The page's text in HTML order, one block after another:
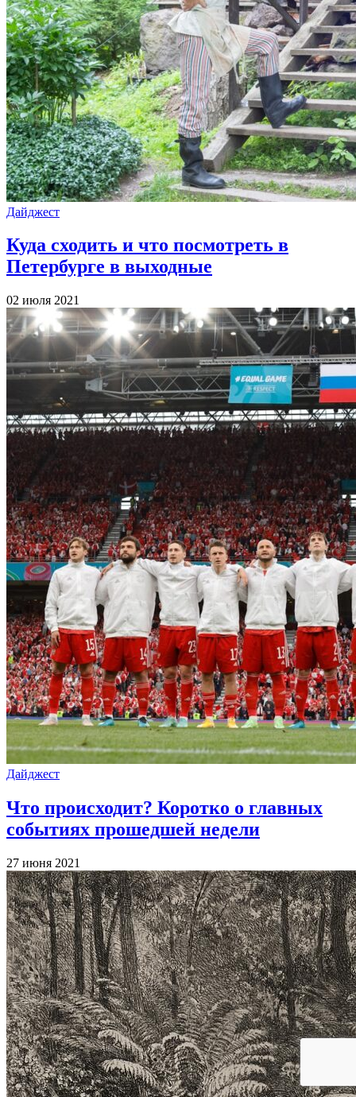
Дайджест
Куда сходить и что посмотреть в
Петербурге в выходные
02 июля 2021
Дайджест
Что происходит? Коротко о главных
событиях прошедшей недели
27 июня 2021